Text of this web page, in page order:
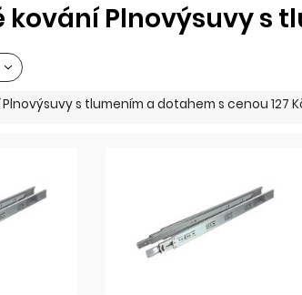
kování Plnovýsuvy s
Plnovýsuvy s tlumením a dotahem s cenou127